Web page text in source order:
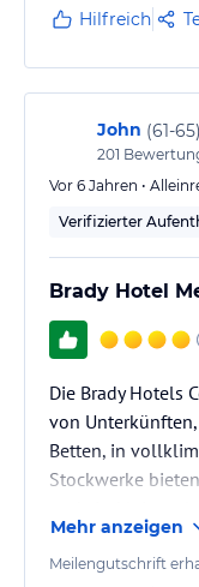
Hilfreich
John (61-65)
201
Vor 6 Jahren •
Verifizierter
Brady Hotel
Die Brady Hotels
von
Betten, in
Stockwerke
es zu
Mehr anzeigen
Meilengutschrift